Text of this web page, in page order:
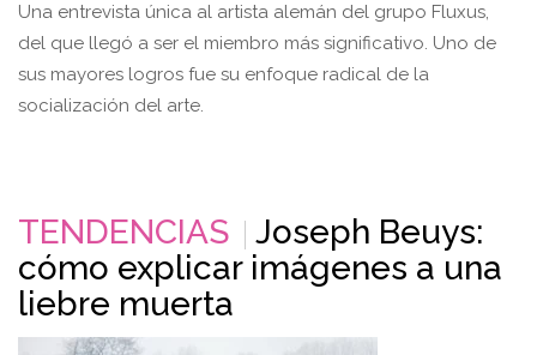
Una entrevista única al artista alemán del grupo Fluxus,
del que llegó a ser el miembro más significativo. Uno de
sus mayores logros fue su enfoque radical de la
socialización del arte.
TENDENCIAS
Joseph Beuys:
cómo explicar imágenes a una
liebre muerta